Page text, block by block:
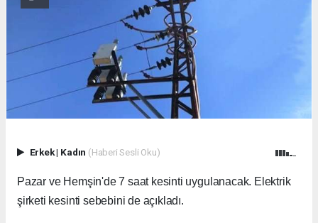
Erkek| Kadın (Haberi Sesli Oku)
Pazar ve Hemşin'de 7 saat kesinti uygulanacak. Elektrik
şirketi kesinti sebebini de açıkladı.